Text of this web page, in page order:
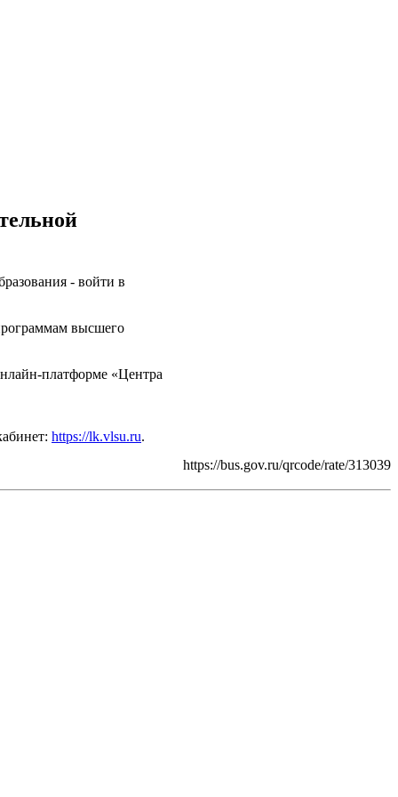
https://bus.gov.ru/qrcode/rate/313039
- войти в
высшего
платформе «Центра
https://lk.vlsu.ru.